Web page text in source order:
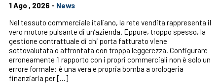
1 Ago , 2026 - News
Nel tessuto commerciale italiano, la rete vendita rappresenta il
vero motore pulsante di un’azienda. Eppure, troppo spesso, la
gestione contrattuale di chi porta fatturato viene
sottovalutata o affrontata con troppa leggerezza. Configurare
erroneamente il rapporto con i propri commerciali non è solo un
errore formale: è una vera e propria bomba a orologeria
finanziaria per […]